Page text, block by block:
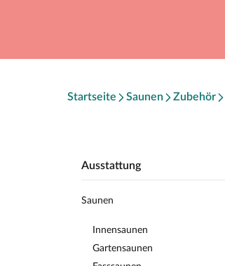
Startseite Saunen Zubehör
Ausstattung
Saunen
Innensaunen
Gartensaunen